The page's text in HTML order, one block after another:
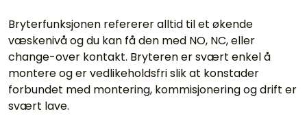
Bryterfunksjonen refererer alltid til et økende
væskenivå og du kan få den med NO, NC, eller
change-over kontakt. Bryteren er svært enkel å
montere og er vedlikeholdsfri slik at konstader
forbundet med montering, kommisjonering og drift er
svært lave.